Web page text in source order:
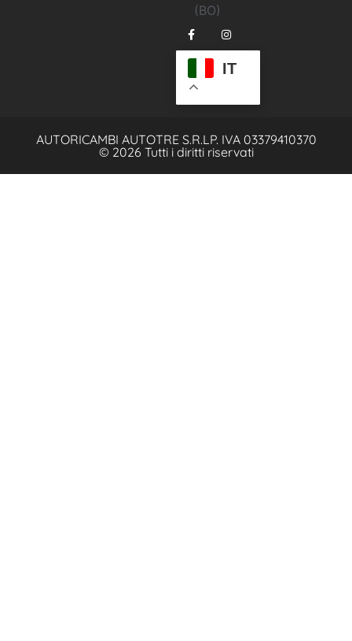
(BO)
IT
AUTORICAMBI AUTOTRE S.R.L P. IVA 03379410370
© 2026 Tutti i diritti riservati